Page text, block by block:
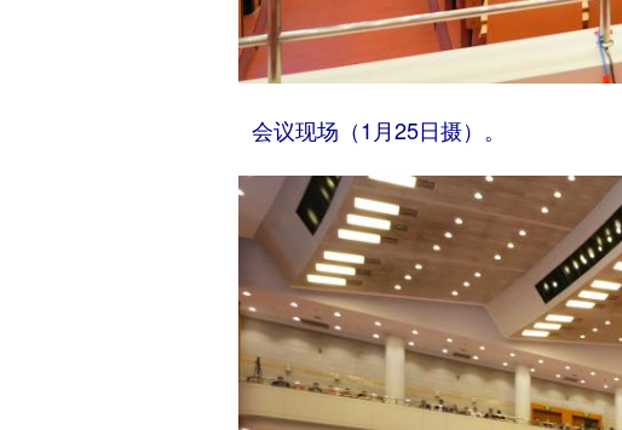
会议现场（1月25日摄）。